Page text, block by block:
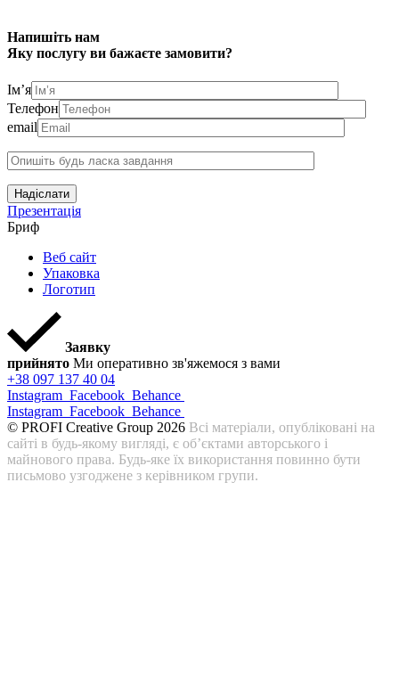
Напишіть нам
Яку послугу ви бажаєте замовити?
Ім’я
Телефон
email
Надіслати
Презентація
Бриф
Веб сайт
Упаковка
Логотип
Заявку
прийнято Ми оперативно зв'яжемося з вами
+38 097 137 40 04
Instagram Facebook Behance
Instagram Facebook Behance
© PROFI Creative Group 2026 Всі матеріали, опубліковані на
сайті в будь-якому вигляді, є об’єктами авторського і
майнового права. Будь-яке їх використання повинно бути
письмово узгоджене з керівником групи.